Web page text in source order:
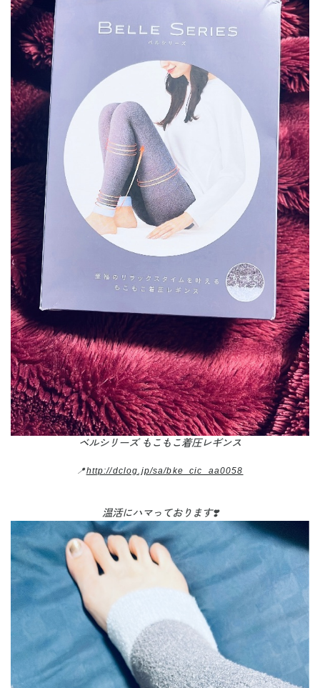
ベルシリーズ もこもこ着圧レギンス
📍http://dclog.jp/sa/bke_cic_aa0058
温活にハマっております❣️